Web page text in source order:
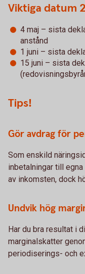
Viktiga datum
4 maj – sista
anstånd
1 juni – sista
15 juni – sista
Tips!
Gör avdrag för
Som enskild
inbetalningar till
av inkomsten, dock
Undvik hög
Har du bra resultat i
marginalskatter
periodiserings- och